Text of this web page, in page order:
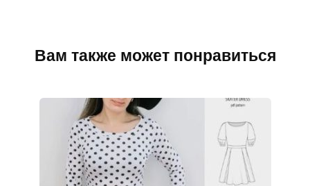
Вам также может понравиться